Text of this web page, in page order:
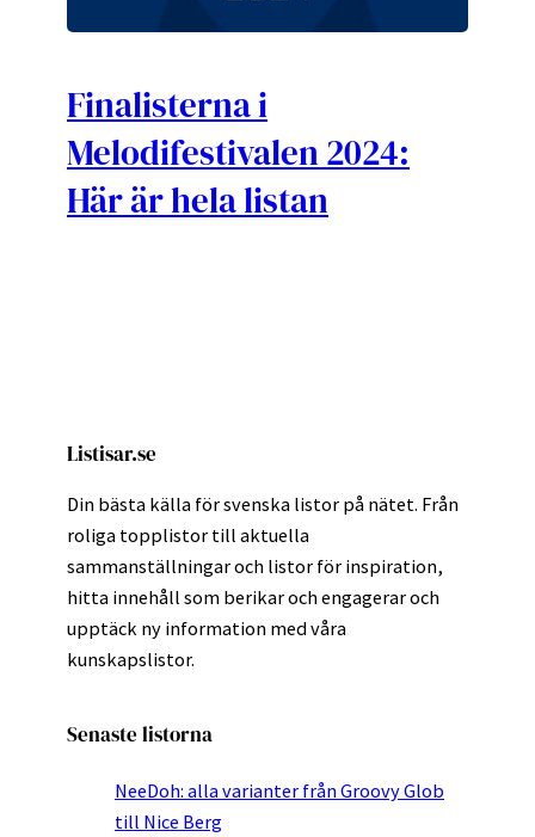
Finalisterna i
Melodifestivalen 2024:
Här är hela listan
Listisar.se
Din bästa källa för svenska listor på nätet. Från
roliga topplistor till aktuella
sammanställningar och listor för inspiration,
hitta innehåll som berikar och engagerar och
upptäck ny information med våra
kunskapslistor.
Senaste listorna
NeeDoh: alla varianter från Groovy Glob
till Nice Berg